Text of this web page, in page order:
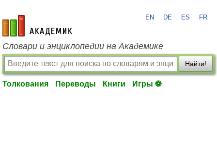
academic.ru
EN DE ES FR
Словари и энциклопедии на Академике
Найти!
Толкования Переводы Книги Игры ⚽